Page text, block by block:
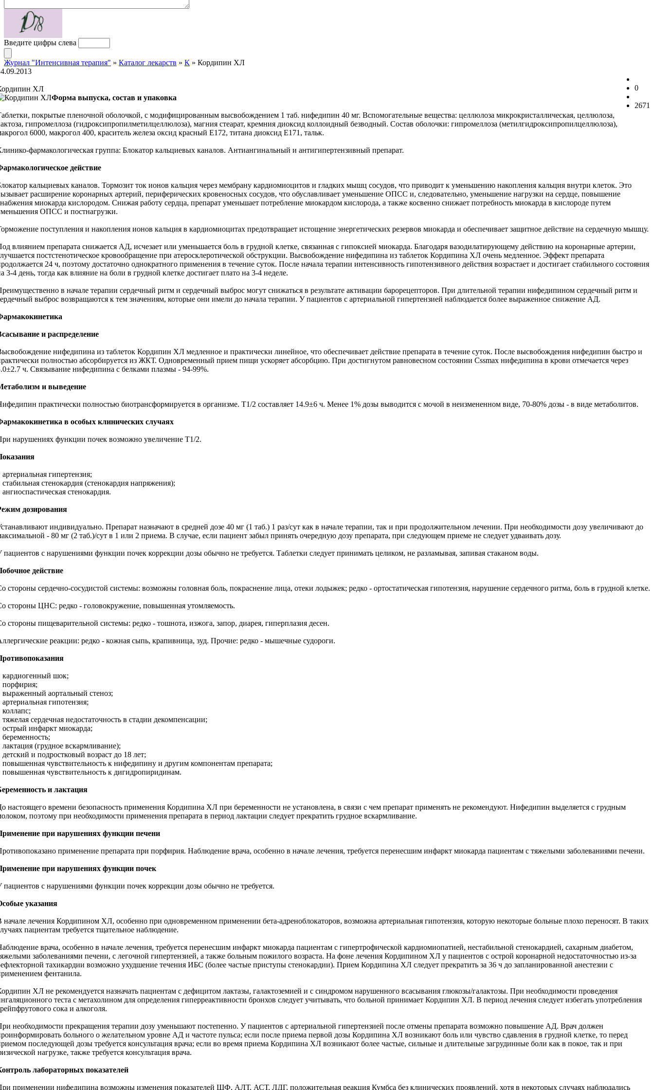
Введите цифры слева
Журнал "Интенсивная терапия" » Каталог лекарств » К » Кордипин ХЛ
0
2671
ХЛ
Форма выпуска, состав и упаковка
покрытые пленочной оболочкой, с модифицированным высвобождением 1 таб. нифедипин 40 мг. Вспомогательные вещества: целлюлоза микрокристаллическая, целлюлоза,
гипромеллоза (гидроксипропилметилцеллюлоза), магния стеарат, кремния диоксид коллоидный безводный. Состав оболочки: гипромеллоза (метилгидроксипропилцеллюлоза),
6000, макрогол 400, краситель железа оксид красный Е172, титана диоксид Е171, тальк.
фармакологическая группа: Блокатор кальциевых каналов. Антиангинальный и антигипертензивный препарат.
действие
кальциевых каналов. Тормозит ток ионов кальция через мембрану кардиомиоцитов и гладких мышц сосудов, что приводит к уменьшению накопления кальция внутри клеток. Это
расширение коронарных артерий, периферических кровеносных сосудов, что обуславливает уменьшение ОПСС и, следовательно, уменьшение нагрузки на сердце, повышение
миокарда кислородом. Снижая работу сердца, препарат уменьшает потребление миокардом кислорода, а также косвенно снижает потребность миокарда в кислороде путем
ОПСС и постнагрузки.
поступления и накопления ионов кальция в кардиомиоцитах предотвращает истощение энергетических резервов миокарда и обеспечивает защитное действие на сердечную мышцу.
влиянием препарата снижается АД, исчезает или уменьшается боль в грудной клетке, связанная с гипоксией миокарда. Благодаря вазодилатирующему действию на коронарные артерии,
постстенотическое кровообращение при атеросклеротической обструкции. Высвобождение нифедипина из таблеток Кордипина ХЛ очень медленное. Эффект препарата
24 ч, поэтому достаточно однократного применения в течение суток. После начала терапии интенсивность гипотензивного действия возрастает и достигает стабильного состояния
3-4 день, тогда как влияние на боли в грудной клетке достигает плато на 3-4 неделе.
в начале терапии сердечный ритм и сердечный выброс могут снижаться в результате активации барорецепторов. При длительной терапии нифедипином сердечный ритм и
выброс возвращаются к тем значениям, которые они имели до начала терапии. У пациентов с артериальной гипертензией наблюдается более выраженное снижение АД.
и распределение
нифедипина из таблеток Кордипин ХЛ медленное и практически линейное, что обеспечивает действие препарата в течение суток. После высвобождения нифедипин быстро и
полностью абсорбируется из ЖКТ. Одновременный прием пищи ускоряет абсорбцию. При достигнутом равновесном состоянии Cssmax нифедипина в крови отмечается через
ч. Связывание нифедипина с белками плазмы - 94-99%.
и выведение
практически полностью биотрансформируется в организме. T1/2 составляет 14.9±6 ч. Менее 1% дозы выводится с мочой в неизмененном виде, 70-80% дозы - в виде метаболитов.
в особых клинических случаях
нарушениях функции почек возможно увеличение T1/2.
гипертензия;
стенокардия (стенокардия напряжения);
стенокардия.
дозирования
индивидуально. Препарат назначают в средней дозе 40 мг (1 таб.) 1 раз/сут как в начале терапии, так и при продолжительном лечении. При необходимости дозу увеличивают до
- 80 мг (2 таб.)/сут в 1 или 2 приема. В случае, если пациент забыл принять очередную дозу препарата, при следующем приеме не следует удваивать дозу.
пациентов с нарушениями функции почек коррекции дозы обычно не требуется. Таблетки следует принимать целиком, не разламывая, запивая стаканом воды.
действие
стороны сердечно-сосудистой системы: возможны головная боль, покраснение лица, отеки лодыжек; редко - ортостатическая гипотензия, нарушение сердечного ритма, боль в грудной клетке.
стороны ЦНС: редко - головокружение, повышенная утомляемость.
стороны пищеварительной системы: редко - тошнота, изжога, запор, диарея, гиперплазия десен.
реакции: редко - кожная сыпь, крапивница, зуд. Прочие: редко - мышечные судороги.
кардиогенный шок;
порфирия;
выраженный аортальный стеноз;
гипотензия;
сердечная недостаточность в стадии декомпенсации;
острый инфаркт миокарда;
(грудное вскармливание);
и подростковый возраст до 18 лет;
повышенная чувствительность к нифедипину и другим компонентам препарата;
повышенная чувствительность к дигидропиридинам.
и лактация
настоящего времени безопасность применения Кордипина ХЛ при беременности не установлена, в связи с чем препарат применять не рекомендуют. Нифедипин выделяется с грудным
поэтому при необходимости применения препарата в период лактации следует прекратить грудное вскармливание.
при нарушениях функции печени
применение препарата при порфирия. Наблюдение врача, особенно в начале лечения, требуется перенесшим инфаркт миокарда пациентам с тяжелыми заболеваниями печени.
при нарушениях функции почек
пациентов с нарушениями функции почек коррекции дозы обычно не требуется.
указания
начале лечения Кордипином ХЛ, особенно при одновременном применении бета-адреноблокаторов, возможна артериальная гипотензия, которую некоторые больные плохо переносят. В таких
пациентам требуется тщательное наблюдение.
врача, особенно в начале лечения, требуется перенесшим инфаркт миокарда пациентам с гипертрофической кардиомиопатией, нестабильной стенокардией, сахарным диабетом,
заболеваниями печени, с легочной гипертензией, а также больным пожилого возраста. На фоне лечения Кордипином ХЛ у пациентов с острой коронарной недостаточностью из-за
тахикардии возможно ухудшение течения ИБС (более частые приступы стенокардии). Прием Кордипина ХЛ следует прекратить за 36 ч до запланированной анестезии с
фентанила.
ХЛ не рекомендуется назначать пациентам с дефицитом лактазы, галактоземией и с синдромом нарушенного всасывания глюкозы/галактозы. При необходимости проведения
теста с метахолином для определения гиперреактивности бронхов следует учитывать, что больной принимает Кордипин ХЛ. В период лечения следует избегать употребления
сока и алкоголя.
необходимости прекращения терапии дозу уменьшают постепенно. У пациентов с артериальной гипертензией после отмены препарата возможно повышение АД. Врач должен
больного о желательном уровне АД и частоте пульса; если после приема первой дозы Кордипина ХЛ возникают боль или чувство сдавления в грудной клетке, то перед
последующей дозы требуется консультация врача; если во время приема Кордипина ХЛ возникают более частые, сильные и длительные загрудинные боли как в покое, так и при
нагрузке, также требуется консультация врача.
лабораторных показателей
применении нифедипина возможны изменения показателей ЩФ, АЛТ, АСТ, ЛДГ, положительная реакция Кумбса без клинических проявлений, хотя в некоторых случаях наблюдались